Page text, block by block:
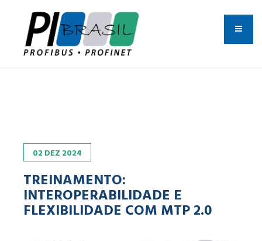
02 DEZ 2024
TREINAMENTO:
INTEROPERABILIDADE E
FLEXIBILIDADE COM MTP 2.0